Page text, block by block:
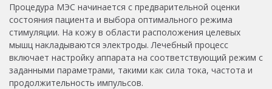
Процедура МЭС начинается с предварительной оценки
состояния пациента и выбора оптимального режима
стимуляции. На кожу в области расположения целевых
мышц накладываются электроды. Лечебный процесс
включает настройку аппарата на соответствующий режим с
заданными параметрами, такими как сила тока, частота и
продолжительность импульсов.